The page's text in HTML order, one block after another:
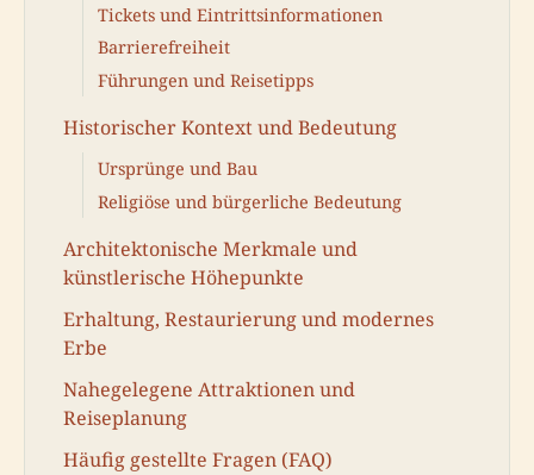
Tickets und Eintrittsinformationen
Barrierefreiheit
Führungen und Reisetipps
Historischer Kontext und Bedeutung
Ursprünge und Bau
Religiöse und bürgerliche Bedeutung
Architektonische Merkmale und
künstlerische Höhepunkte
Erhaltung, Restaurierung und modernes
Erbe
Nahegelegene Attraktionen und
Reiseplanung
Häufig gestellte Fragen (FAQ)